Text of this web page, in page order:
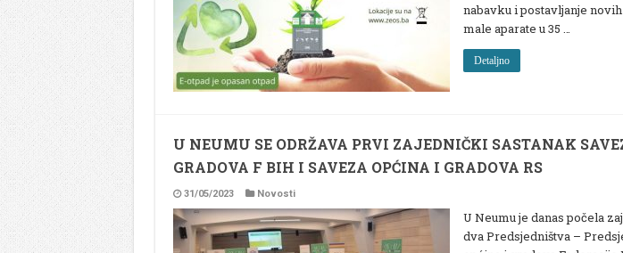
nabavku i postavljanje
male aparate u 35 …
Detaljno
U NEUMU SE ODRŽAVA PRVI ZAJEDNIČKI SASTANAK
GRADOVA F BIH I SAVEZA OPĆINA I GRADOVA RS
31/05/2023 Novosti
U Neumu je danas počela
dva Predsjedništva –